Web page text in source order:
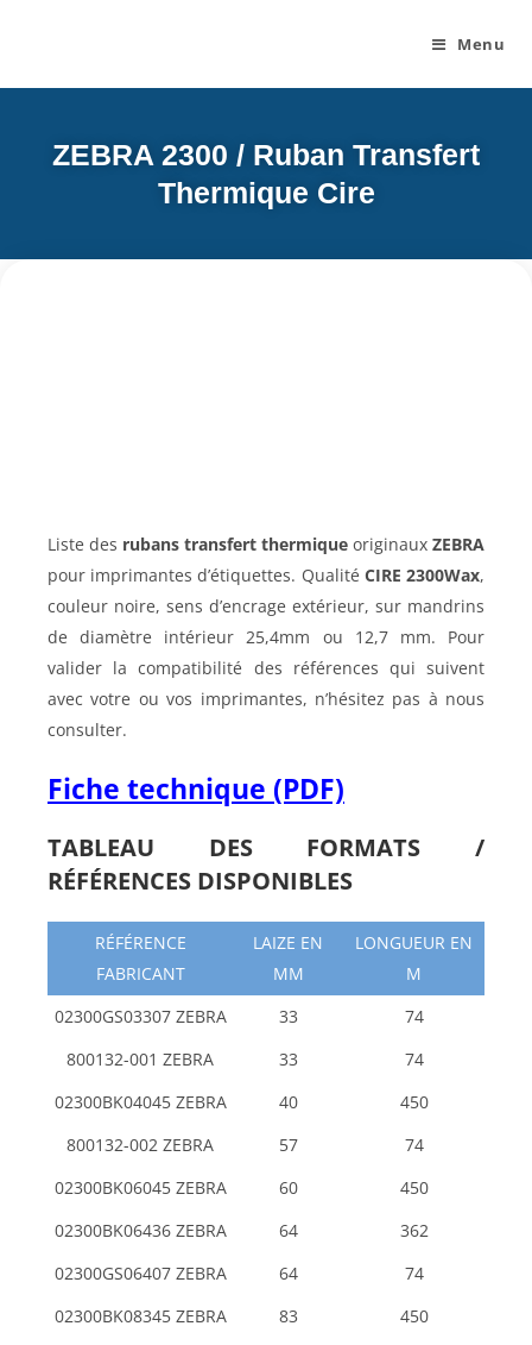
Menu
ZEBRA 2300 / Ruban Transfert
Thermique Cire
Liste des rubans transfert thermique originaux ZEBRA
pour imprimantes d’étiquettes. Qualité CIRE 2300Wax,
couleur noire, sens d’encrage extérieur, sur mandrins
de diamètre intérieur 25,4mm ou 12,7 mm. Pour
valider la compatibilité des références qui suivent
avec votre ou vos imprimantes, n’hésitez pas à nous
consulter.
Fiche technique (PDF)
TABLEAU DES FORMATS /
RÉFÉRENCES DISPONIBLES
RÉFÉRENCE
FABRICANT
LAIZE EN
MM
LONGUEUR EN
M
02300GS03307 ZEBRA
33
74
800132-001 ZEBRA
33
74
02300BK04045 ZEBRA
40
450
800132-002 ZEBRA
57
74
02300BK06045 ZEBRA
60
450
02300BK06436 ZEBRA
64
362
02300GS06407 ZEBRA
64
74
02300BK08345 ZEBRA
83
450